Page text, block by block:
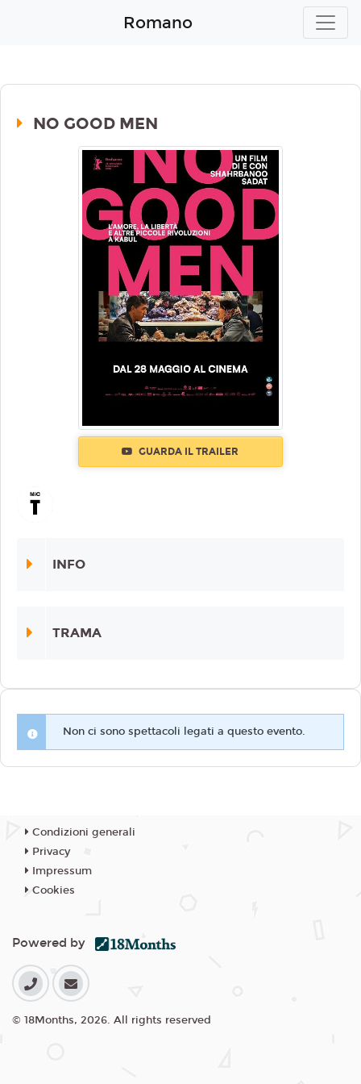
Romano
NO GOOD MEN
GUARDA IL TRAILER
INFO
TRAMA
Non ci sono spettacoli legati a questo evento.
Condizioni generali
Privacy
Impressum
Cookies
Powered by
© 18Months, 2026. All rights reserved